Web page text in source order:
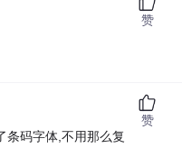
赞
条码字体,不用那么复
赞